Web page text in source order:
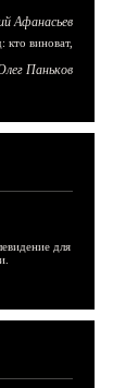
Афанасьев
кто виноват,
Паньков
для